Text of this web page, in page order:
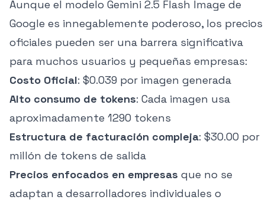
Aunque el modelo Gemini 2.5 Flash Image de
Google es innegablemente poderoso, los precios
oficiales pueden ser una barrera significativa
para muchos usuarios y pequeñas empresas:
Costo Oficial: $0.039 por imagen generada
Alto consumo de tokens: Cada imagen usa
aproximadamente 1290 tokens
Estructura de facturación compleja: $30.00 por
millón de tokens de salida
Precios enfocados en empresas que no se
adaptan a desarrolladores individuales o